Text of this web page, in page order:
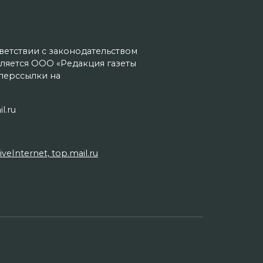
с законодательством
ООО «Редакция газеты
на
top.mail.ru